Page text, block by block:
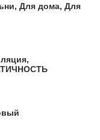
Для дома, Для